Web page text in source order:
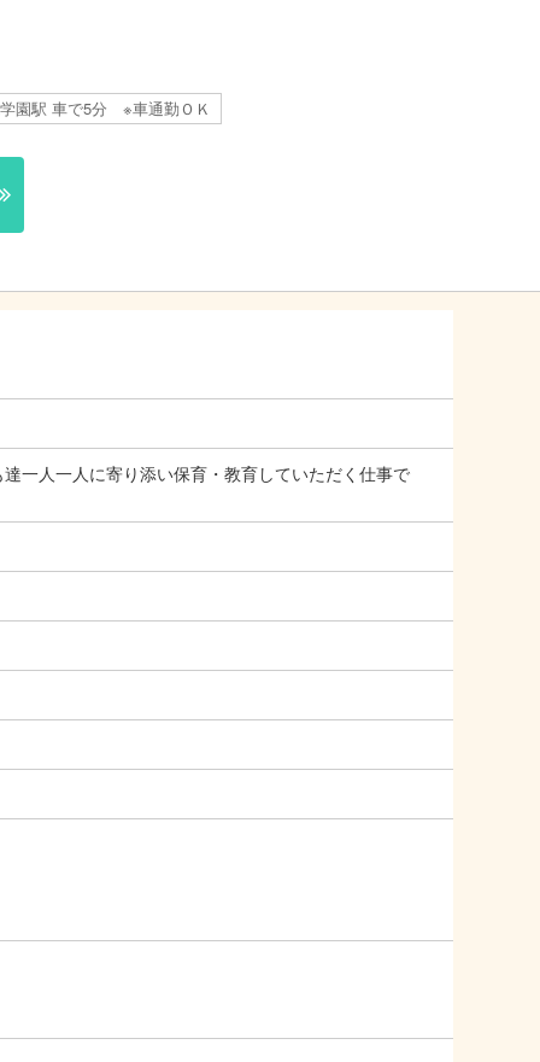
園駅 車で5分 ※車通勤ＯＫ
一人一人に寄り添い保育・教育していただく仕事で